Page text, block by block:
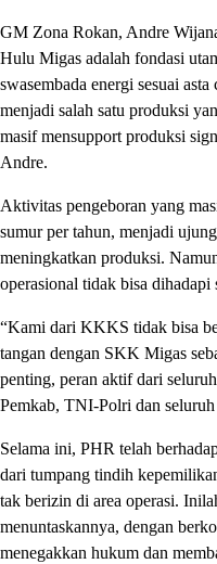
GM Zona Rokan, Andre
Hulu Migas adalah fondasi
swasembada energi sesuai
menjadi salah satu produksi
masif mensupport produksi
Andre.
Aktivitas pengeboran yang
sumur per tahun, menjadi
meningkatkan produksi.
operasional tidak bisa dihadapi
“Kami dari KKKS tidak bisa
tangan dengan SKK Migas
penting, peran aktif dari
Pemkab, TNI-Polri dan seluruh
Selama ini, PHR telah
dari tumpang tindih
tak berizin di area operasi.
menuntaskannya, dengan
menegakkan hukum dan